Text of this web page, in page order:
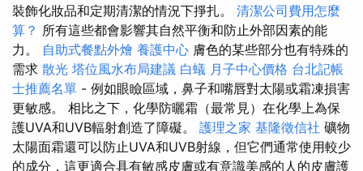
裝飾化妝品和定期清潔的情況下掙扎。 清潔公司費用怎麼
算？ 所有這些都會影響其自然平衡和防止外部因素的能
力。 自助式餐點外燴 養護中心 膚色的某些部分也有特殊的
需求 散光 塔位風水布局建議 白蟻 月子中心價格 台北記帳
士推薦名單 - 例如眼瞼區域，鼻子和嘴唇對太陽或霜凍損害
更敏感。 相比之下，化學防曬霜（最常見）在化學上為保
護UVA和UVB輻射創造了障礙。 護理之家 基隆徵信社 礦物
太陽面霜還可以防止UVA和UVB射線，但它們通常使用較少
的成分，這更適合具有敏感皮膚或有意識美感的人的皮膚護